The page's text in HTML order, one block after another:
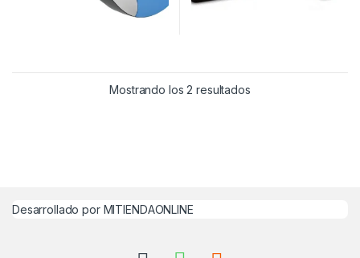
Mostrando los 2 resultados
Desarrollado por MITIENDAONLINE